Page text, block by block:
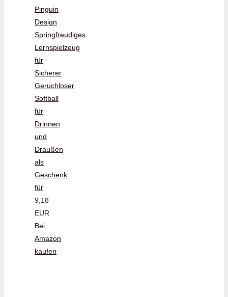
Pinguin
Design
Springfreudiges
Lernspielzeug
für
Sicherer
Geruchloser
Softball
für
Drinnen
und
Draußen
als
Geschenk
für
9,18
EUR
Bei
Amazon
kaufen